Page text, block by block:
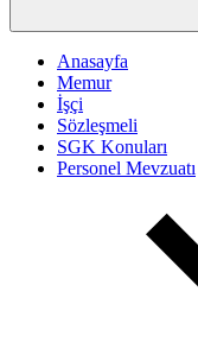
Anasayfa
Memur
İşçi
Sözleşmeli
SGK Konuları
Personel Mevzuatı